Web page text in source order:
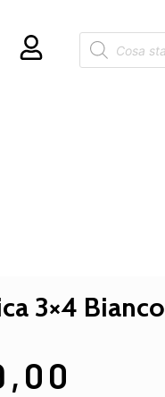
3×4 Bianco